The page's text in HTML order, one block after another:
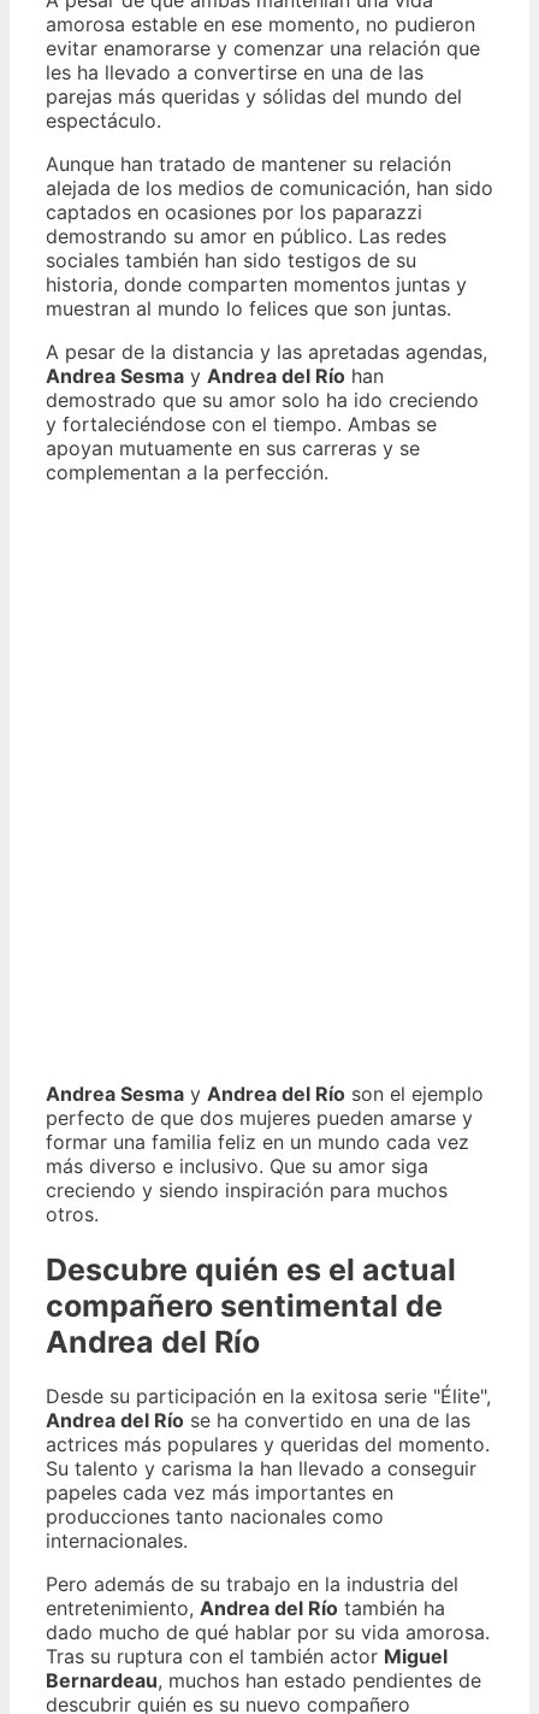
amorosa estable en ese momento, no pudieron
evitar enamorarse y comenzar una relación que
les ha llevado a convertirse en una de las
parejas más queridas y sólidas del mundo del
espectáculo.
Aunque han tratado de mantener su relación
alejada de los medios de comunicación, han sido
captados en ocasiones por los paparazzi
demostrando su amor en público. Las redes
sociales también han sido testigos de su
historia, donde comparten momentos juntas y
muestran al mundo lo felices que son juntas.
A pesar de la distancia y las apretadas agendas,
Andrea Sesma y Andrea del Río han
demostrado que su amor solo ha ido creciendo
y fortaleciéndose con el tiempo. Ambas se
apoyan mutuamente en sus carreras y se
complementan a la perfección.
Andrea Sesma y Andrea del Río son el ejemplo
perfecto de que dos mujeres pueden amarse y
formar una familia feliz en un mundo cada vez
más diverso e inclusivo. Que su amor siga
creciendo y siendo inspiración para muchos
otros.
Descubre quién es el actual
compañero sentimental de
Andrea del Río
Desde su participación en la exitosa serie "Élite",
Andrea del Río se ha convertido en una de las
actrices más populares y queridas del momento.
Su talento y carisma la han llevado a conseguir
papeles cada vez más importantes en
producciones tanto nacionales como
internacionales.
Pero además de su trabajo en la industria del
entretenimiento, Andrea del Río también ha
dado mucho de qué hablar por su vida amorosa.
Tras su ruptura con el también actor Miguel
Bernardeau, muchos han estado pendientes de
descubrir quién es su nuevo compañero